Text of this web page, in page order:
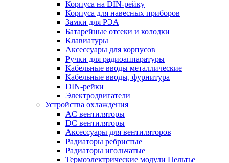
Корпуса на DIN-рейку
Корпуса для навесных приборов
Замки для РЭА
Батарейные отсеки и колодки
Клавиатуры
Аксессуары для корпусов
Ручки для радиоаппаратуры
Кабельные вводы металлические
Кабельные вводы, фурнитура
DIN-рейки
Электродвигатели
Устройства охлаждения
AC вентиляторы
DC вентиляторы
Аксессуары для вентиляторов
Радиаторы ребристые
Радиаторы игольчатые
Термоэлектрические модули Пельтье